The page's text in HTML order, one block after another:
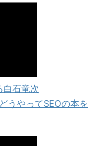
白石竜次
うやってSEOの本を